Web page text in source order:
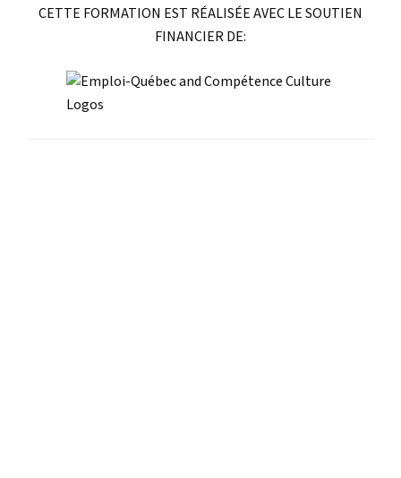
CETTE FORMATION EST RÉALISÉE AVEC LE SOUTIEN
FINANCIER DE: